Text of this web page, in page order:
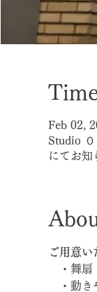
Feb 02,
Studio
にてお知
ご用意い
・舞扇
・動き